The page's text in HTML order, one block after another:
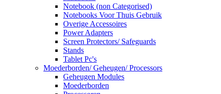
Notebook (non Categorised)
Notebooks Voor Thuis Gebruik
Overige Accessoires
Power Adapters
Screen Protectors/ Safeguards
Stands
Tablet Pc's
Moederborden/ Geheugen/ Processors
Geheugen Modules
Moederborden